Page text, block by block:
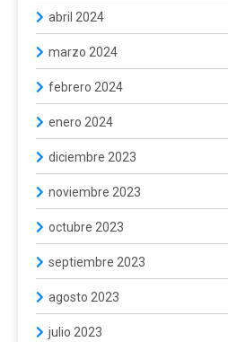
abril 2024
marzo 2024
febrero 2024
enero 2024
diciembre 2023
noviembre 2023
octubre 2023
septiembre 2023
agosto 2023
julio 2023